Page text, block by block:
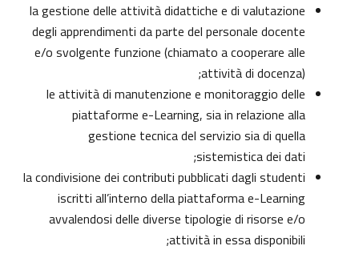
la gestione delle attività didattiche e di valutazione
degli apprendimenti da parte del personale docente
e/o svolgente funzione (chiamato a cooperare alle
attività di docenza);
le attività di manutenzione e monitoraggio delle
piattaforme e-Learning, sia in relazione alla
gestione tecnica del servizio sia di quella
sistemistica dei dati;
la condivisione dei contributi pubblicati dagli studenti
iscritti all’interno della piattaforma e-Learning
avvalendosi delle diverse tipologie di risorse e/o
attività in essa disponibili;